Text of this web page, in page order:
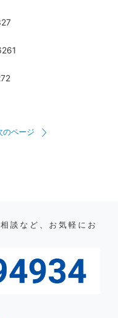
のページ
談など、お気軽にお